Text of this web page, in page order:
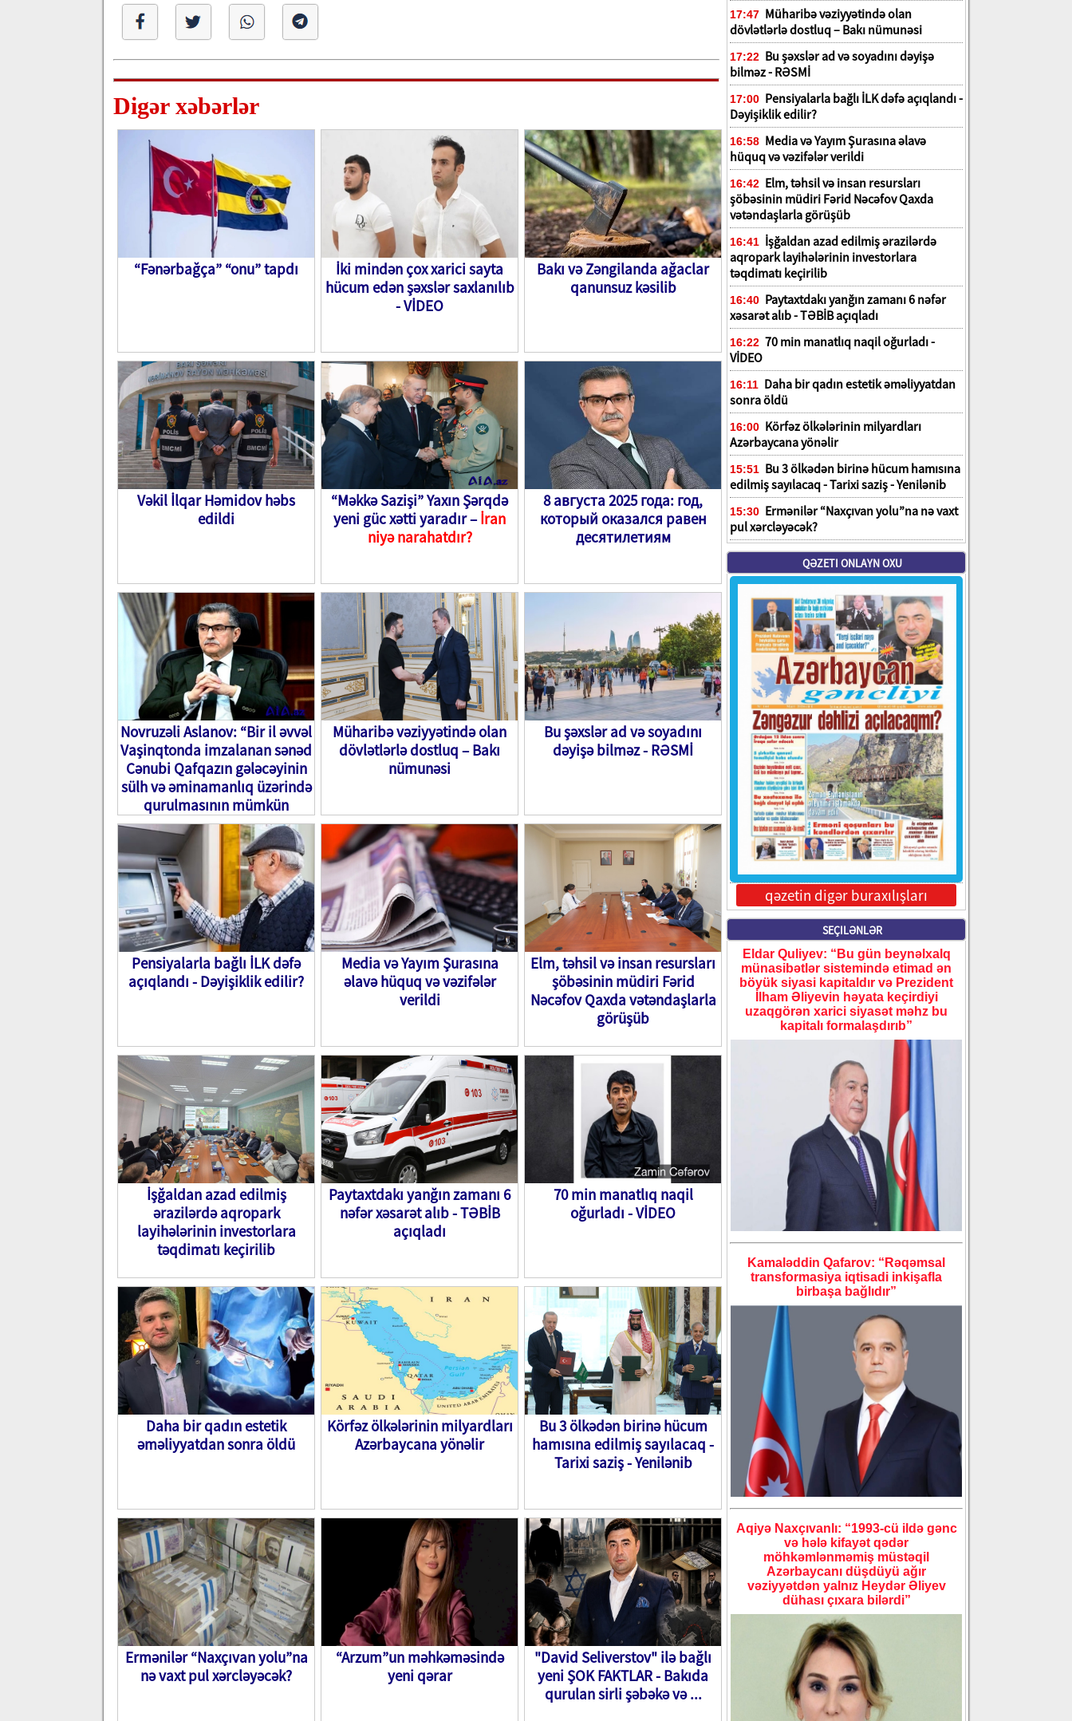
Digər xəbərlər
“Fənərbağça” “onu” tapdı
İki mindən çox xarici sayta
hücum edən şəxslər saxlanılıb
- VİDEO
Bakı və Zəngilanda ağaclar
qanunsuz kəsilib
Vəkil İlqar Həmidov həbs
edildi
“Məkkə Sazişi” Yaxın Şərqdə
yeni güc xətti yaradır –İran
niyə narahatdır?
8 августа 2025 года: год,
который оказался равен
десятилетиям
Novruzəli Aslanov: “Bir il əvvəl
Vaşinqtonda imzalanan sənəd
Cənubi Qafqazın gələcəyinin
sülh və əminamanlıq üzərində
qurulmasının mümkün
olduğunu nümayiş etdirir”
Müharibə vəziyyətində olan
dövlətlərlə dostluq – Bakı
nümunəsi
Bu şəxslər ad və soyadını
dəyişə bilməz - RƏSMİ
Pensiyalarla bağlı İLK dəfə
açıqlandı - Dəyişiklik edilir?
Media və Yayım Şurasına
əlavə hüquq və vəzifələr
verildi
Elm, təhsil və insan resursları
şöbəsinin müdiri Fərid
Nəcəfov Qaxda vətəndaşlarla
görüşüb
İşğaldan azad edilmiş
ərazilərdə aqropark
layihələrinin investorlara
təqdimatı keçirilib
Paytaxtdakı yanğın zamanı 6
nəfər xəsarət alıb - TƏBİB
açıqladı
70 min manatlıq naqil
oğurladı - VİDEO
Daha bir qadın estetik
əməliyyatdan sonra öldü
Körfəz ölkələrinin milyardları
Azərbaycana yönəlir
Bu 3 ölkədən birinə hücum
hamısına edilmiş sayılacaq -
Tarixi saziş - Yenilənib
Ermənilər “Naxçıvan yolu”na
nə vaxt pul xərcləyəcək?
“Arzum”un məhkəməsində
yeni qərar
"David Seliverstov" ilə bağlı
yeni ŞOK FAKTLAR - Bakıda
qurulan sirli şəbəkə və ...
17:47 Müharibə vəziyyətində olan
dövlətlərlə dostluq – Bakı nümunəsi
17:22 Bu şəxslər ad və soyadını dəyişə
bilməz - RƏSMİ
17:00 Pensiyalarla bağlı İLK dəfə açıqlandı -
Dəyişiklik edilir?
16:58 Media və Yayım Şurasına əlavə
hüquq və vəzifələr verildi
16:42 Elm, təhsil və insan resursları
şöbəsinin müdiri Fərid Nəcəfov Qaxda
vətəndaşlarla görüşüb
16:41 İşğaldan azad edilmiş ərazilərdə
aqropark layihələrinin investorlara
təqdimatı keçirilib
16:40 Paytaxtdakı yanğın zamanı 6 nəfər
xəsarət alıb - TƏBİB açıqladı
16:22 70 min manatlıq naqil oğurladı -
VİDEO
16:11 Daha bir qadın estetik əməliyyatdan
sonra öldü
16:00 Körfəz ölkələrinin milyardları
Azərbaycana yönəlir
15:51 Bu 3 ölkədən birinə hücum hamısına
edilmiş sayılacaq - Tarixi saziş - Yenilənib
15:30 Ermənilər “Naxçıvan yolu”na nə vaxt
pul xərcləyəcək?
QƏZETI ONLAYN OXU
qəzetin digər buraxılışları
SEÇILƏNLƏR
Eldar Quliyev: “Bu gün beynəlxalq
münasibətlər sistemində etimad ən
böyük siyasi kapitaldır və Prezident
İlham Əliyevin həyata keçirdiyi
uzaqgörən xarici siyasət məhz bu
kapitalı formalaşdırıb”
Kamaləddin Qafarov: “Rəqəmsal
transformasiya iqtisadi inkişafla
birbaşa bağlıdır”
Aqiyə Naxçıvanlı: “1993-cü ildə gənc
və hələ kifayət qədər
möhkəmlənməmiş müstəqil
Azərbaycanı düşdüyü ağır
vəziyyətdən yalnız Heydər Əliyev
dühası çıxara bilərdi”